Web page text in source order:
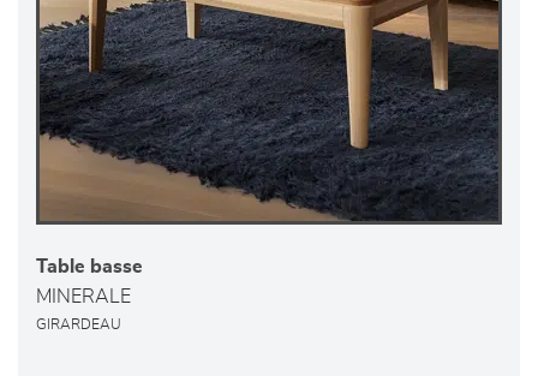
Table basse
MINERALE
GIRARDEAU